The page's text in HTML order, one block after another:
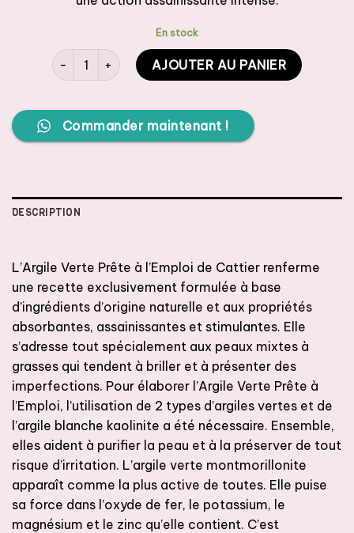
En stock
quantité de Cattier Argile Verte prête à l'emploi, 400g
AJOUTER AU PANIER
Commander maintenant !
DESCRIPTION
L’Argile Verte Prête à l’Emploi de Cattier renferme
une recette exclusivement formulée à base
d’ingrédients d’origine naturelle et aux propriétés
absorbantes, assainissantes et stimulantes. Elle
s’adresse tout spécialement aux peaux mixtes à
grasses qui tendent à briller et à présenter des
imperfections. Pour élaborer l’Argile Verte Prête à
l’Emploi, l’utilisation de 2 types d’argiles vertes et de
l’argile blanche kaolinite a été nécessaire. Ensemble,
elles aident à purifier la peau et à la préserver de tout
risque d’irritation. L’argile verte montmorillonite
apparaît comme la plus active de toutes. Elle puise
sa force dans l’oxyde de fer, le potassium, le
magnésium et le zinc qu’elle contient. C’est